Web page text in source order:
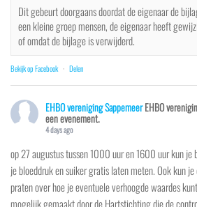
Dit gebeurt doorgaans doordat de eigenaar de
een kleine groep mensen, de eigenaar heeft
of omdat de bijlage is verwijderd.
Bekijk op Facebook · Delen
EHBO vereniging SappemeerEHBO
een evenement.
4 days ago
op 27 augustus tussen 1000 uur en 1600 uur kun
je bloeddruk en suiker gratis laten meten. Ook kun
praten over hoe je eventuele verhoogde waardes
mogelijk gemaakt door de Hartstichting die de